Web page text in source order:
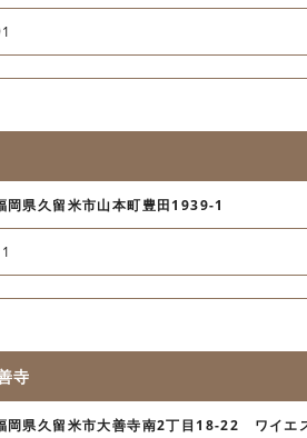
県久留米市山本町豊田1939-1
寺
県久留米市大善寺南2丁目18-22 ワイエ